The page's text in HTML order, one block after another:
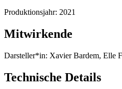
Produktionsjahr: 2021
Mitwirkende
Darsteller*in: Xavier Bardem, Elle
Technische Details